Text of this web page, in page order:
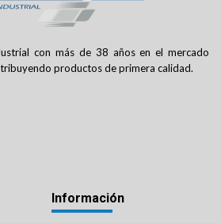
con más de 38 años en el mercado
productos de primera calidad.
Información